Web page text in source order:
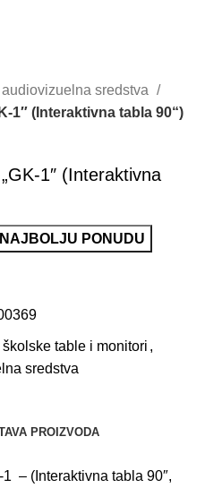
sredstva
1″ (Interaktivna tabla 90“)
1″ (Interaktivna
PONUDU
školske table i monitori ,
sredstva
PROIZVODA
– (Interaktivna tabla 90″,